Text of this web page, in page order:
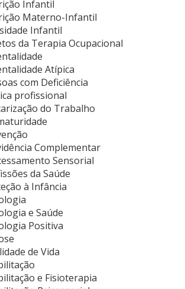
Infantil
Materno-Infantil
Infantil
da Terapia Ocupacional
Atípica
com Deficiência
profissional
do Trabalho
Complementar
Sensorial
da Saúde
à Infância
e Saúde
Positiva
de Vida
e Fisioterapia